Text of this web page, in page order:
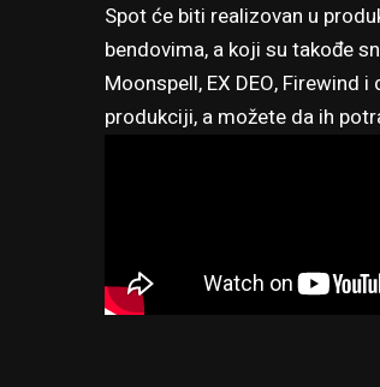
Spot će biti realizovan u
bendovima, a koji su takođe
Moonspell, EX DEO, Firewind
produkciji, a možete da ih